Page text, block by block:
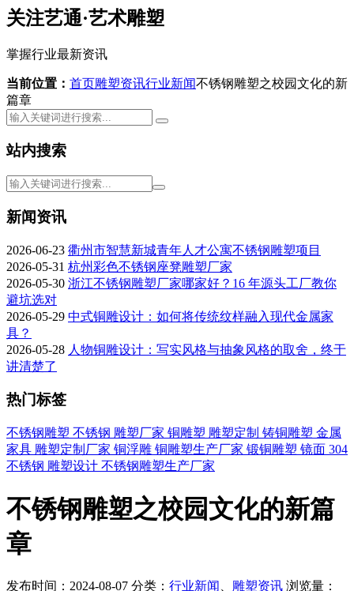
关注艺通·艺术雕塑
掌握行业最新资讯
当前位置： 首页雕塑资讯行业新闻不锈钢雕塑之校园文化的新
篇章
站内搜索
新闻资讯
2026-06-23 衢州市智慧新城青年人才公寓不锈钢雕塑项目
2026-05-31 杭州彩色不锈钢座凳雕塑厂家
2026-05-30 浙江不锈钢雕塑厂家哪家好？16 年源头工厂教你
避坑选对
2026-05-29 中式铜雕设计：如何将传统纹样融入现代金属家
具？
2026-05-28 人物铜雕设计：写实风格与抽象风格的取舍，终于
讲清楚了
热门标签
不锈钢雕塑 不锈钢 雕塑厂家 铜雕塑 雕塑定制 铸铜雕塑 金属
家具 雕塑定制厂家 铜浮雕 铜雕塑生产厂家 锻铜雕塑 镜面 304
不锈钢 雕塑设计 不锈钢雕塑生产厂家
不锈钢雕塑之校园文化的新篇
章
发布时间：2024-08-07 分类： 行业新闻 雕塑资讯 浏览量：